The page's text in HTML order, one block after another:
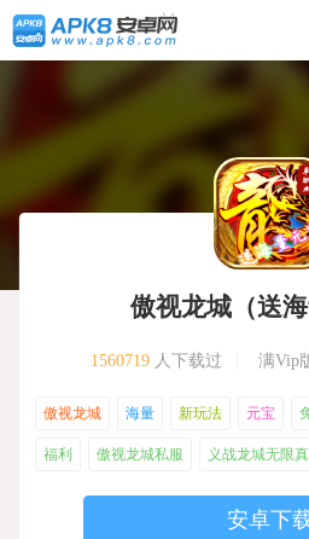
傲视龙城（送海
1560719人下载过 满Vip
傲视龙城 海量 新玩法 元宝
福利 傲视龙城私服 义战龙城无限
安卓下